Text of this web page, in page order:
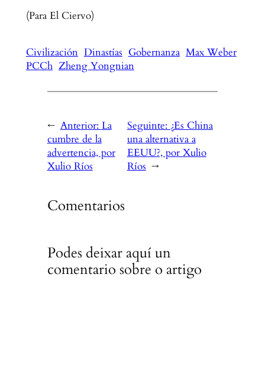
(Para El Ciervo)
Civilización Dinastías Gobernanza Max Weber
PCCh Zheng Yongnian
← Anterior: La
cumbre de la
advertencia, por
Xulio Ríos
Seguinte: ¿Es China
una alternativa a
EEUU?, por Xulio
Ríos →
Comentarios
Podes deixar aquí un
comentario sobre o artigo